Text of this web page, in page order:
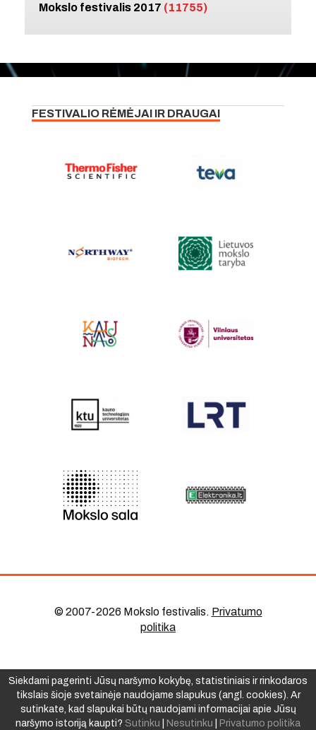
Mokslo festivalis 2017 (11755)
FESTIVALIO RĖMĖJAI IR DRAUGAI
© 2007-2026 Mokslo festivalis. Privatumo
politika
Siekdami pagerinti Jūsų naršymo kokybę, statistiniais ir rinkodaros
tikslais šioje svetainėje naudojame slapukus (angl. cookies). Ar
sutinkate, kad slapukai būtų naudojami informacijai apie Jūsų
naršymo istoriją kaupti? Sutinku Nesutinku Privatumo politika